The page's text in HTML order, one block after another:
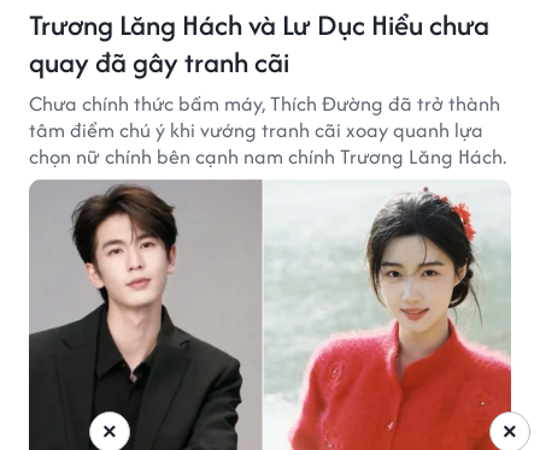
Trương Lăng Hách và Lư Dục Hiểu chưa
quay đã gây tranh cãi
Chưa chính thức bấm máy, Thích Đường đã trở thành
tâm điểm chú ý khi vướng tranh cãi xoay quanh lựa
chọn nữ chính bên cạnh nam chính Trương Lăng Hách.
×
×